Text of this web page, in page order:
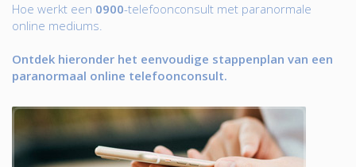
Hoe werkt een 0900-telefoonconsult met paranormale
online mediums.
Ontdek hieronder het eenvoudige stappenplan van een
paranormaal online telefoonconsult.